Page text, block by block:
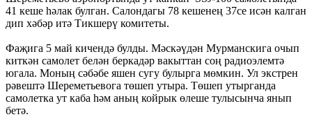
41 кеше һәлак булган. Салондагы 78 кешенең 37се исән калган
дип хәбәр итә Тикшерү комитеты.
Фаҗига 5 май кичендә булды. Мәскәүдән Мурманскига очып
киткән самолет белән беркадәр вакыттан соң радиоэлемтә
югала. Моның сәбәбе яшен сугу булырга мөмкин. Ул экстрен
рәвештә Шереметьевога төшеп утыра. Төшеп утырганда
самолетка ут каба һәм аның койрык өлеше тулысынча янып
бетә.